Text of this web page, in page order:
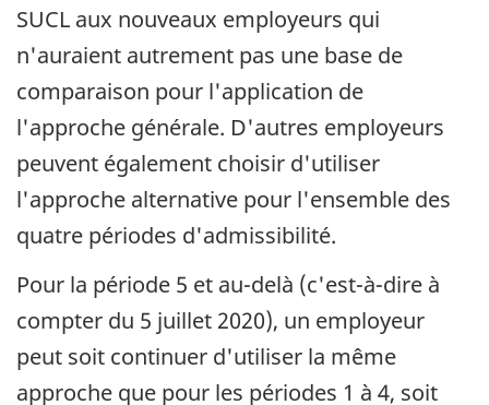
SUCL aux nouveaux employeurs qui
n'auraient autrement pas une base de
comparaison pour l'application de
l'approche générale. D'autres employeurs
peuvent également choisir d'utiliser
l'approche alternative pour l'ensemble des
quatre périodes d'admissibilité.
Pour la période 5 et au-delà (c'est-à-dire à
compter du 5 juillet 2020), un employeur
peut soit continuer d'utiliser la même
approche que pour les périodes 1 à 4, soit